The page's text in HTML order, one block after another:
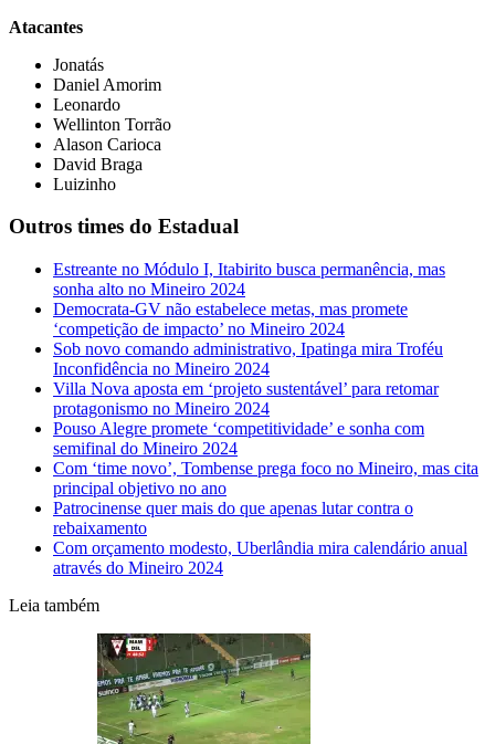
Atacantes
Jonatás
⁠Daniel Amorim
⁠Leonardo
⁠Wellinton Torrão
⁠Alason Carioca
⁠David Braga
Luizinho
Outros times do Estadual
Estreante no Módulo I, Itabirito busca permanência, mas
sonha alto no Mineiro 2024
Democrata-GV não estabelece metas, mas promete
‘competição de impacto’ no Mineiro 2024
Sob novo comando administrativo, Ipatinga mira Troféu
Inconfidência no Mineiro 2024
Villa Nova aposta em ‘projeto sustentável’ para retomar
protagonismo no Mineiro 2024
Pouso Alegre promete ‘competitividade’ e sonha com
semifinal do Mineiro 2024
Com ‘time novo’, Tombense prega foco no Mineiro, mas cita
principal objetivo no ano
Patrocinense quer mais do que apenas lutar contra o
rebaixamento
Com orçamento modesto, Uberlândia mira calendário anual
através do Mineiro 2024
Leia também